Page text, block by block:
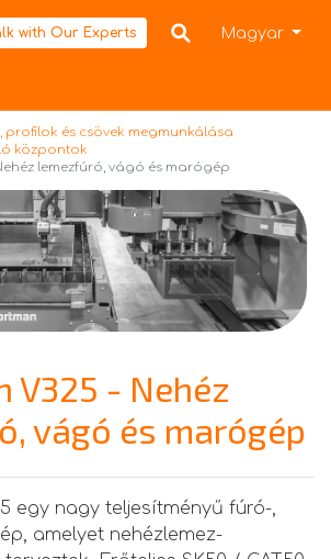
with Our Experts Magyar
profilok és csövek megmunkálása
központok
lemezfúró, vágó és marógép
V325 - Nehéz
vágó és marógép
egy nagy teljesítményű fúró-,
amelyet nehézlemez-